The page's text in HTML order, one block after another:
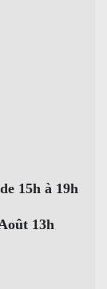
15h à 19h
13h